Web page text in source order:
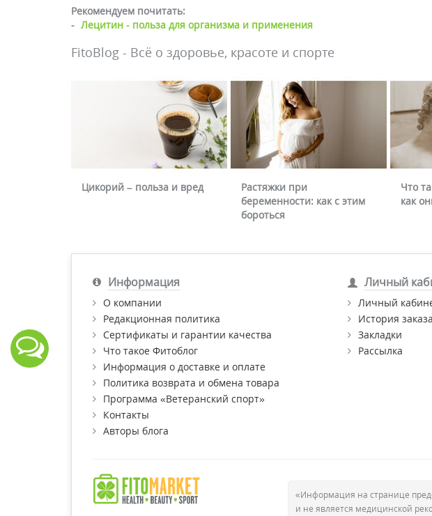
Рекомендуем почитать:
- Лецитин - польза для организма и применения
FitoBlog - Всё о здоровье, красоте и спорте
Цикорий – польза и вред
Растяжки при
беременности: как с этим
бороться
Что
как
Информация
О компании
Редакционная политика
Сертификаты и гарантии качества
Что такое Фитоблог
Информация о доставке и оплате
Политика возврата и обмена товара
Программа «Ветеранский спорт»
Контакты
Авторы блога
Личный
Личный
История заказа
Закладки
Рассылка
«Информация на странице
и не является медицинской